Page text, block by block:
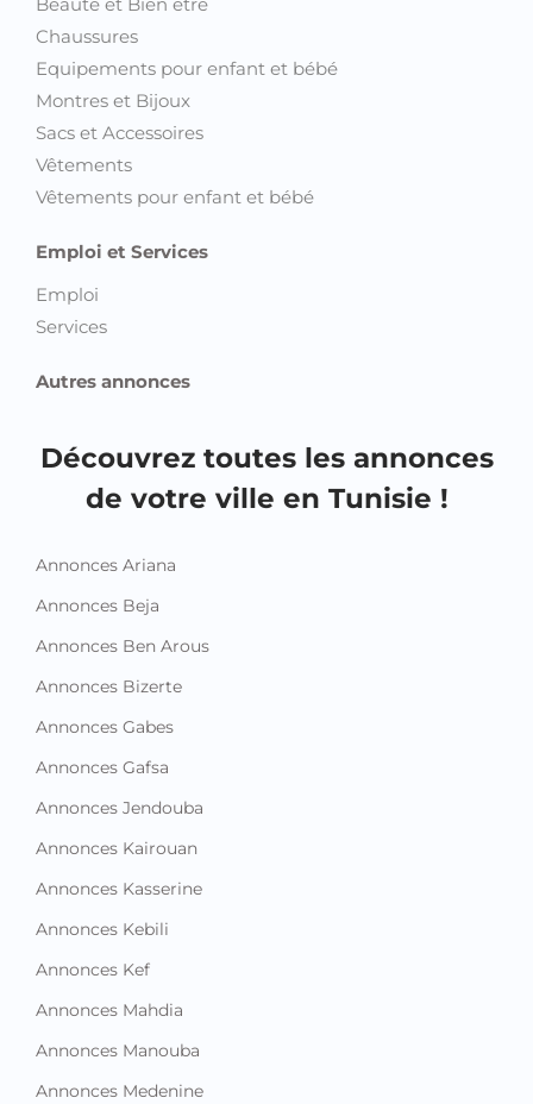
Beauté et Bien être
Chaussures
Equipements pour enfant et bébé
Montres et Bijoux
Sacs et Accessoires
Vêtements
Vêtements pour enfant et bébé
Emploi et Services
Emploi
Services
Autres annonces
Découvrez toutes les annonces
de votre ville en Tunisie !
Annonces Ariana
Annonces Beja
Annonces Ben Arous
Annonces Bizerte
Annonces Gabes
Annonces Gafsa
Annonces Jendouba
Annonces Kairouan
Annonces Kasserine
Annonces Kebili
Annonces Kef
Annonces Mahdia
Annonces Manouba
Annonces Medenine